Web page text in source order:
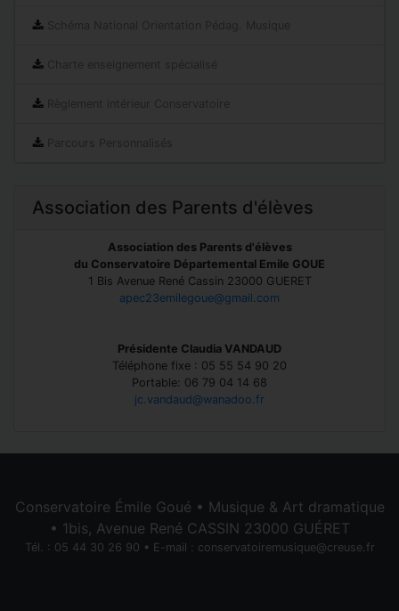
Schéma National Orientation Pédag. Musique
Charte enseignement spécialisé
Règlement intérieur Conservatoire
Parcours Personnalisés
Association des Parents d'élèves
Association des Parents d'élèves
du Conservatoire Départemental Emile GOUE
1 Bis Avenue René Cassin 23000 GUERET
apec23emilegoue@gmail.com
Présidente Claudia VANDAUD
Téléphone fixe : 05 55 54 90 20
Portable: 06 79 04 14 68
jc.vandaud@wanadoo.fr
Conservatoire Émile Goué • Musique & Art dramatique
• 1bis, Avenue René CASSIN 23000 GUÉRET
Tél. : 05 44 30 26 90 • E-mail : conservatoiremusique@creuse.fr